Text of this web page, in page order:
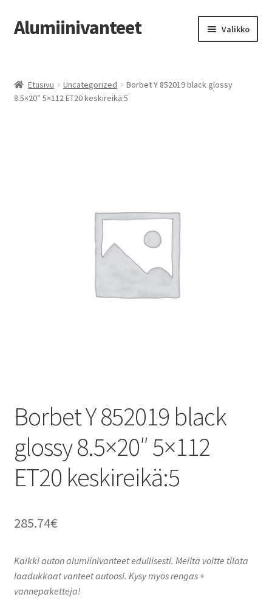
Siirry
navigointiin
Siirry
sisältöön
Alumiinivanteet Valikko
Kauppa
Etusivu Uncategorized
Borbet Y 852019 black glossy
8.5×20″ 5×112 ET20 keskireikä:5
Borbet Y 852019 black
glossy 8.5×20″ 5×112
ET20 keskireikä:5
285.74€
Kaikki auton alumiinivanteet edullisesti. Meiltä voitte tilata
laadukkaat vanteet autoosi. Kysy myös rengas +
vannepaketteja!